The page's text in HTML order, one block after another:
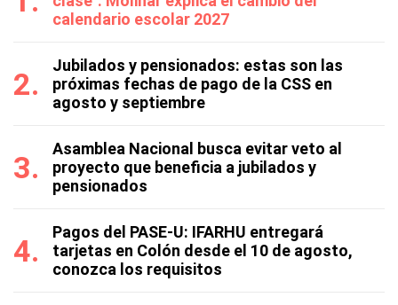
calendario escolar 2027
Jubilados y pensionados: estas son las
próximas fechas de pago de la CSS en
agosto y septiembre
Asamblea Nacional busca evitar veto al
proyecto que beneficia a jubilados y
pensionados
Pagos del PASE-U: IFARHU entregará
tarjetas en Colón desde el 10 de agosto,
conozca los requisitos